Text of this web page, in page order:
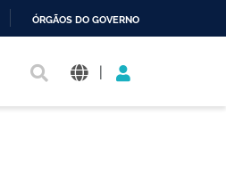
ÓRGÃOS DO GOVERNO
|